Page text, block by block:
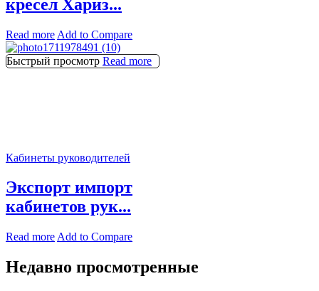
кресел Хариз...
Read more Add to Compare
Быстрый просмотр Read more
Кабинеты руководителей
Экспорт импорт
кабинетов рук...
Read more Add to Compare
Недавно просмотренные​